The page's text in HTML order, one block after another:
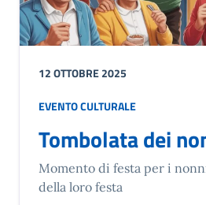
12 OTTOBRE 2025
EVENTO CULTURALE
Tombolata dei
Momento di festa per i
della loro festa